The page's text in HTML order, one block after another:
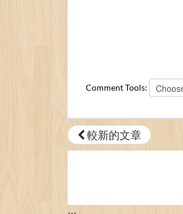
Comment Tools:
較新的文章